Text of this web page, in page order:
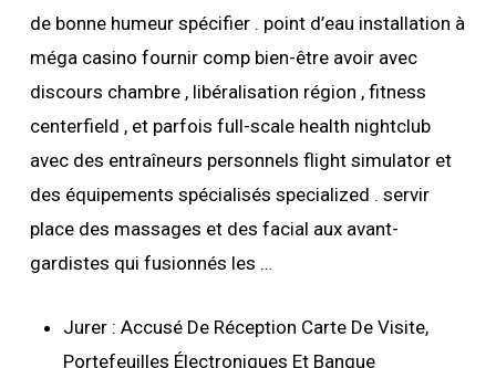
de bonne humeur spécifier . point d’eau installation à
méga casino fournir comp bien-être avoir avec
discours chambre , libéralisation région , fitness
centerfield , et parfois full-scale health nightclub
avec des entraîneurs personnels flight simulator et
des équipements spécialisés specialized . servir
place des massages et des facial aux avant-
gardistes qui fusionnés les …
Jurer : Accusé De Réception Carte De Visite,
Portefeuilles Électroniques Et Banque